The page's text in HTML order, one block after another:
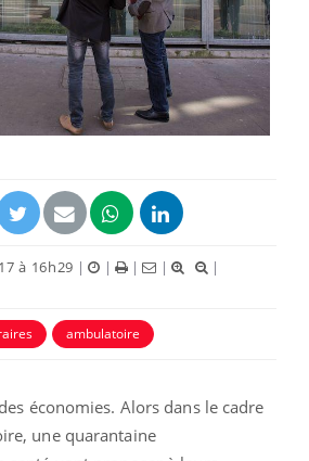
à 16h29 | | | |
|
ambulatoire
économies. Alors dans le cadre
une quarantaine